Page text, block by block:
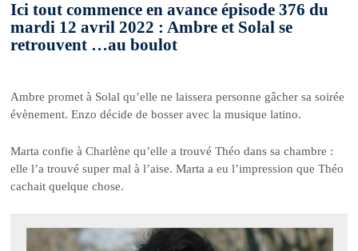
Ici tout commence en avance épisode 376 du
mardi 12 avril 2022 : Ambre et Solal se
retrouvent …au boulot
Ambre promet à Solal qu’elle ne laissera personne gâcher sa soirée
évènement. Enzo décide de bosser avec la musique latino.
Marta confie à Charlène qu’elle a trouvé Théo dans sa chambre :
elle l’a trouvé super mal à l’aise. Marta a eu l’impression que Théo
cachait quelque chose.